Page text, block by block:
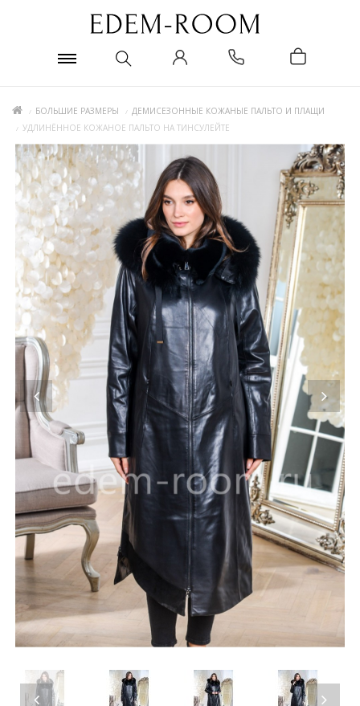
БОЛЬШИЕ РАЗМЕРЫ
ДЕМИСЕЗОННЫЕ КОЖАНЫЕ ПАЛЬТО И ПЛАЩИ
УДЛИНЁННОЕ КОЖАНОЕ ПАЛЬТО НА ТИНСУЛЕЙТЕ